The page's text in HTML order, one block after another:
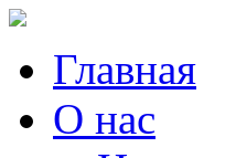
Главная
О нас